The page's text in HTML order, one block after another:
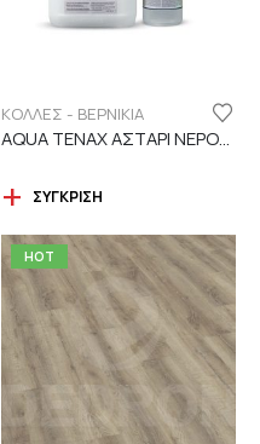
ΚΟΛΛΕΣ - ΒΕΡΝΙΚΙΑ
AQUA TENAX ΑΣΤΑΡΙ ΝΕΡΟΥ 2 ΣΥΣΤΑΤΙΚΩΝ
ΣΎΓΚΡΙΣΗ
HOT